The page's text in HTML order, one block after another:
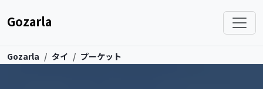
Gozarla
Gozarla タイ プーケット